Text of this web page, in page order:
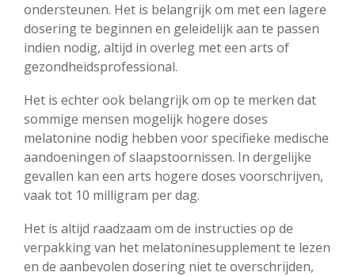
ondersteunen. Het is belangrijk om met een lagere
dosering te beginnen en geleidelijk aan te passen
indien nodig, altijd in overleg met een arts of
gezondheidsprofessional.
Het is echter ook belangrijk om op te merken dat
sommige mensen mogelijk hogere doses
melatonine nodig hebben voor specifieke medische
aandoeningen of slaapstoornissen. In dergelijke
gevallen kan een arts hogere doses voorschrijven,
vaak tot 10 milligram per dag.
Het is altijd raadzaam om de instructies op de
verpakking van het melatoninesupplement te lezen
en de aanbevolen dosering niet te overschrijden,